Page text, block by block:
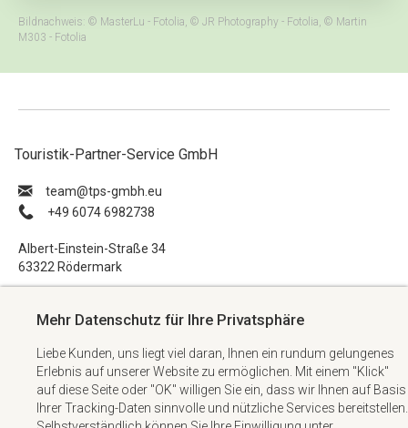
Bildnachweis: © MasterLu - Fotolia, © JR Photography - Fotolia, © Martin
M303 - Fotolia
Touristik-Partner-Service GmbH
ue.hbmg-spt@maet
+49 6074 6982738
Albert-Einstein-Straße 34
63322 Rödermark
Impressum
AGB
Kontakt
Mehr Datenschutz für Ihre Privatsphäre
Liebe Kunden, uns liegt viel daran, Ihnen ein rundum gelungenes
Erlebnis auf unserer Website zu ermöglichen. Mit einem "Klick"
auf diese Seite oder "OK" willigen Sie ein, dass wir Ihnen auf Basis
Ihrer Tracking-Daten sinnvolle und nützliche Services bereitstellen.